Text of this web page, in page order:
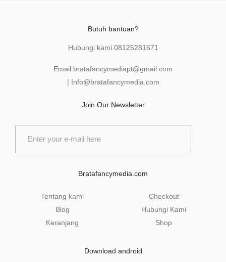
Butuh bantuan?
Hubungi kami 08125281671
Email:bratafancymediapt@gmail.com
| Info@bratafancymedia.com
Join Our Newsletter
Bratafancymedia.com
Tentang kami
Blog
Keranjang
Checkout
Hubungi Kami
Shop
Download android